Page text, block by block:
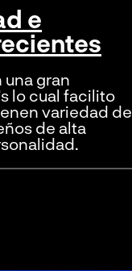
e
gran
lo cual facilito
variedad de
de alta